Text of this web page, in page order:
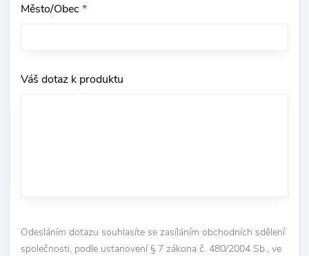
Město/Obec*
Váš dotaz k produktu
Odesláním dotazu souhlasíte se zasíláním obchodních sdělení
společnosti, podle ustanovení § 7 zákona č. 480/2004 Sb., ve